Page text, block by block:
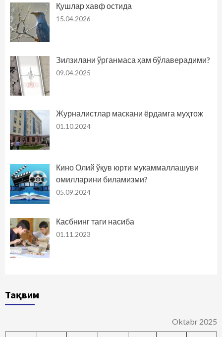
Қушлар хавф остида
15.04.2026
Зилзилани ўрганмаса ҳам бўлаверадими?
09.04.2025
Журналистлар маскани ёрдамга муҳтож
01.10.2024
Кино Олий ўқув юрти мукаммаллашуви
омилларини биламизми?
05.09.2024
Касбнинг таги насиба
01.11.2023
Тақвим
Oktabr 2025